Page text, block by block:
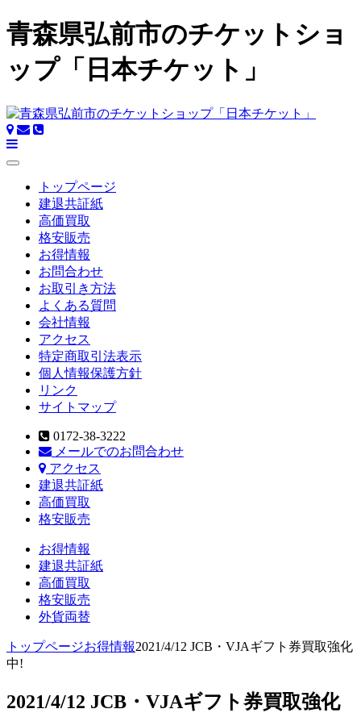
青森県弘前市のチケットショ
ップ「日本チケット」
トップページ
建退共証紙
高価買取
格安販売
お得情報
お問合わせ
お取引き方法
よくある質問
会社情報
アクセス
特定商取引法表示
個人情報保護方針
リンク
サイトマップ
0172-38-3222
メールでのお問合わせ
アクセス
建退共証紙
高価買取
格安販売
お得情報
建退共証紙
高価買取
格安販売
外貨両替
トップページお得情報2021/4/12 JCB・VJAギフト券買取強化
中!
2021/4/12 JCB・VJAギフト券買取強化